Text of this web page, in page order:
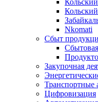
Nkomati
Сбыт
Закупочная
Транспортные
Цифровизация